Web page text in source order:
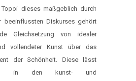
dieses maßgeblich durch
beeinflussten Diskurses gehört
Gleichsetzung von idealer
vollendeter Kunst über das
der Schönheit. Diese lässt
in den kunst- und